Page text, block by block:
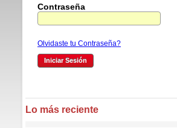
Contraseña
Olvidaste tu Contraseña?
Lo más reciente